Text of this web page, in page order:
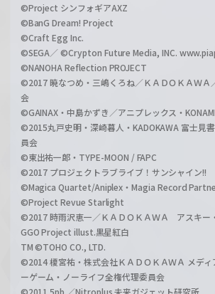
©Project シンフォギアAXZ
©BanG Dream! Project
©Craft Egg Inc.
©SEGA／ ©Crypton Future Media, INC.
©NANOHA Reflection PROJECT
©2017 暁なつめ・三嶋くろね／ＫＡＤＯＫＡＷＡ
会
©GAINAX・中島かずき／アニプレックス・
©2015丸戸史明・深崎暮人・KADOKAWA 富士見
員会
©東出祐一郎・TYPE-MOON / FAPC
©2017 プロジェクトラブライブ！サンシャイン!!
©Magica Quartet/Aniplex・Magia Record
©Project Revue Starlight
©2017 時雨沢恵一／ＫＡＤＯＫＡＷＡ アスキー
GGO Project illust.黒星紅白
TM ©TOHO CO., LTD.
©2014 榎宮祐・株式会社ＫＡＤＯＫＡＷＡ メディ
ーゲーム・ノーライフ全権代理委員会
©2011 5pb.／Nitroplus 未来ガジェット研究所